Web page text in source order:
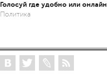
Голосуй где удобно или онлайн
Политика